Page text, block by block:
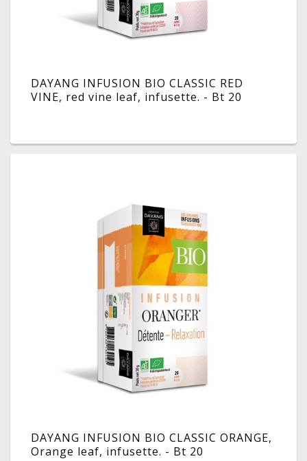
DAYANG INFUSION BIO CLASSIC RED
VINE, red vine leaf, infusette. - Bt 20
DAYANG INFUSION BIO CLASSIC ORANGE,
Orange leaf, infusette. - Bt 20